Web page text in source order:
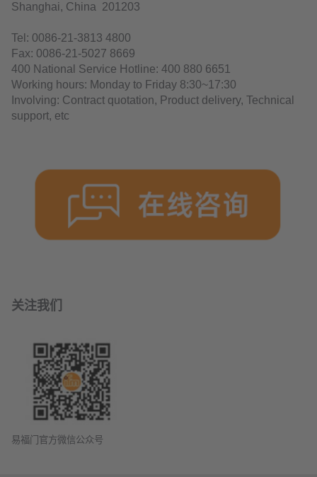
Shanghai, China 201203
Tel: 0086-21-3813 4800
Fax: 0086-21-5027 8669
400 National Service Hotline: 400 880 6651
Working hours: Monday to Friday 8:30~17:30
Involving: Contract quotation, Product delivery, Technical
support, etc
关注我们
易福门官方微信公众号